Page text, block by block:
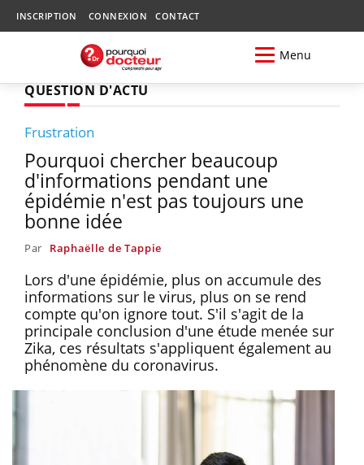
INSCRIPTION CONNEXION CONTACT
Menu
QUESTION D'ACTU
Frustration
Pourquoi chercher beaucoup
d'informations pendant une
épidémie n'est pas toujours une
bonne idée
Par Raphaëlle de Tappie
Lors d'une épidémie, plus on accumule des
informations sur le virus, plus on se rend
compte qu'on ignore tout. S'il s'agit de la
principale conclusion d'une étude menée sur
Zika, ces résultats s'appliquent également au
phénomène du coronavirus.